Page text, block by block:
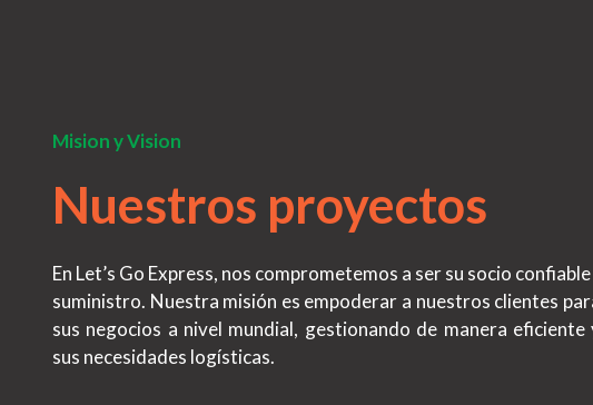
Mision y Vision
Nuestros proyectos
En Let’s Go Express, nos comprometemos a ser su socio
suministro. Nuestra misión es empoderar a nuestros clientes
sus negocios a nivel mundial, gestionando de manera
sus necesidades logísticas.